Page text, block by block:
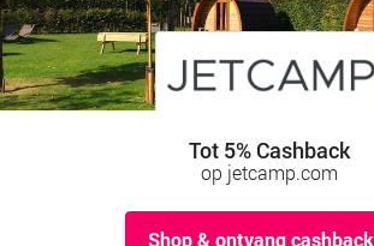
Tot 5% Cashback
op jetcamp.com
Shop & ontvang cashback